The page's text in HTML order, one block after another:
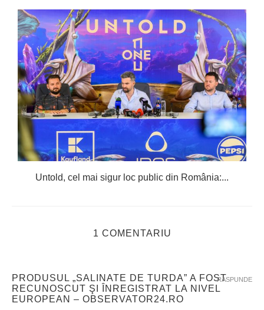
Untold, cel mai sigur loc public din România:...
1 COMENTARIU
PRODUSUL „SALINATE DE TURDA” A FOST
RECUNOSCUT ŞI ÎNREGISTRAT LA NIVEL
EUROPEAN – OBSERVATOR24.RO
RASPUNDE